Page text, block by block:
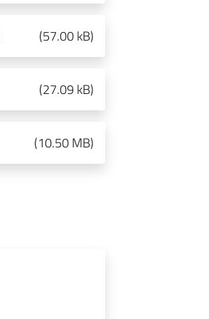
(57.00 kB)
(27.09 kB)
(10.50 MB)